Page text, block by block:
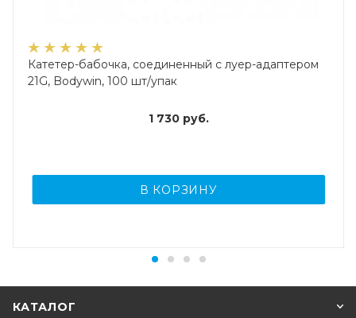
Катетер-бабочка, соединенный с луер-адаптером
21G, Bodywin, 100 шт/упак
1 730руб.
В КОРЗИНУ
КАТАЛОГ